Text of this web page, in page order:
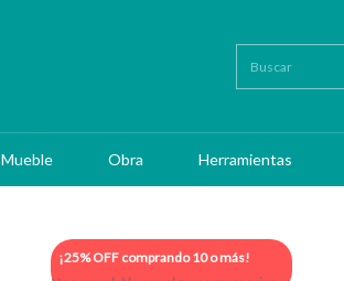
Mueble Obra Herramientas
¡25% OFF comprando 10 o más!